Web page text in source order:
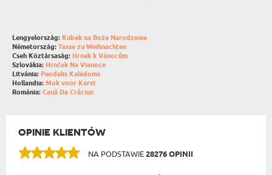
Lengyelország: Kubek na Boże Narodzenie
Németország: Tasse zu Weihnachten
Cseh Köztársaság: Hrnek k Vánocům
Szlovákia: Hrnček Na Vianoce
Litvánia: Puodelis Kalėdoms
Hollandia: Mok voor Kerst
Románia: Cană De Crăciun
OPINIE KLIENTÓW
NA PODSTAWIE28276 OPINII